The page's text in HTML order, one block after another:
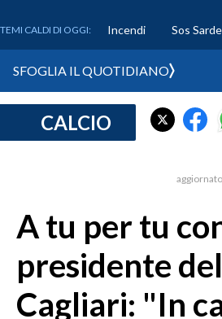
CRONACA SARDEGNA
MEDIO CAMPIDANO
ORISTANO E PROVINCIA
SASSARI E PROVINCIA
GALLURA
TEMI CALDI DI OGGI: Incendi Sos
SFOGLIA IL QUOTIDIANO
CALCIO
A tu per tu
presidente del
Cagliari: "In